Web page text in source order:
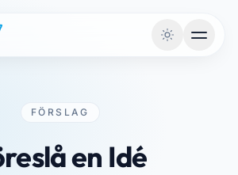
FÖRSLAG
en Idé